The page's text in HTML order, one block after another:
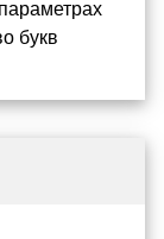
букв